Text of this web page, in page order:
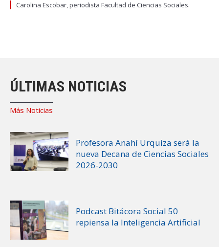
Carolina Escobar, periodista Facultad de Ciencias Sociales.
ÚLTIMAS NOTICIAS
Más Noticias
Profesora Anahí Urquiza será la
nueva Decana de Ciencias Sociales
2026-2030
Podcast Bitácora Social 50
repiensa la Inteligencia Artificial